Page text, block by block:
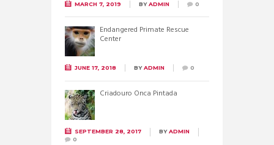
MARCH 7, 2019 BYADMIN 0
Endangered Primate Rescue
Center
JUNE 17, 2018 BYADMIN 0
Criadouro Onca Pintada
SEPTEMBER 28, 2017 BYADMIN
0